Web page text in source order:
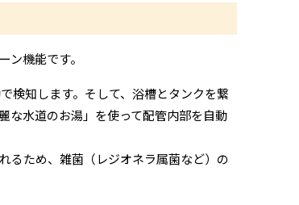
機能です。
検知します。そして、浴槽とタンクを繋
な水道のお湯」を使って配管内部を自動
るため、雑菌（レジオネラ属菌など）の